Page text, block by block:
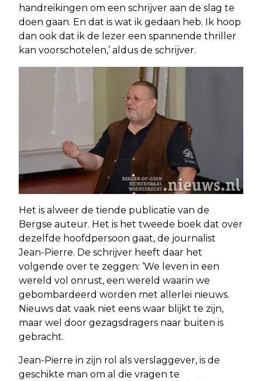
handreikingen om een schrijver aan de slag te
doen gaan. En dat is wat ik gedaan heb. Ik hoop
dan ook dat ik de lezer een spannende thriller
kan voorschotelen,’ aldus de schrijver.
Het is alweer de tiende publicatie van de
Bergse auteur. Het is het tweede boek dat over
dezelfde hoofdpersoon gaat, de journalist
Jean-Pierre. De schrijver heeft daar het
volgende over te zeggen: ‘We leven in een
wereld vol onrust, een wereld waarin we
gebombardeerd worden met allerlei nieuws.
Nieuws dat vaak niet eens waar blijkt te zijn,
maar wel door gezagsdragers naar buiten is
gebracht.
Jean-Pierre in zijn rol als verslaggever, is de
geschikte man om al die vragen te